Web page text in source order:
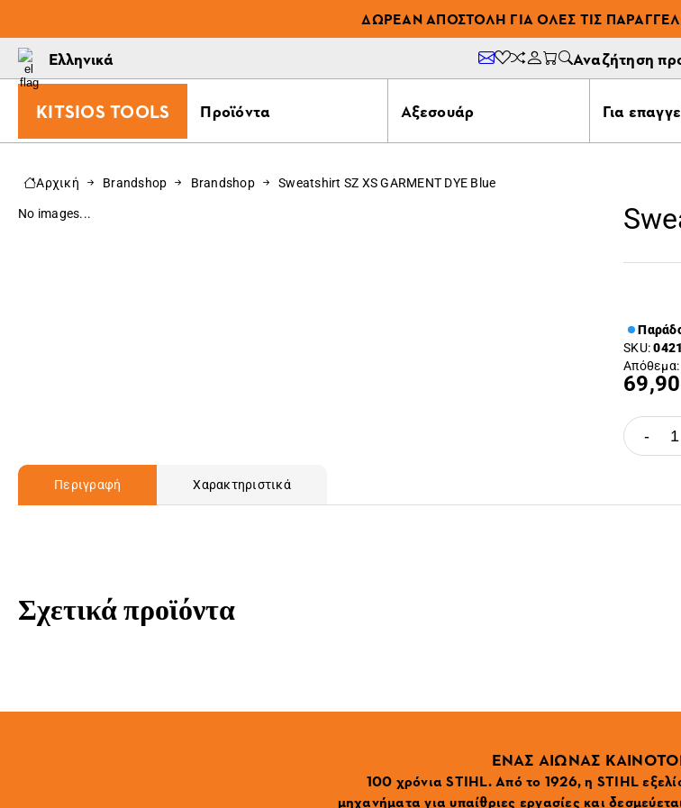
ΔΩΡΕΆΝ ΑΠΟΣΤΟΛΉ ΓΙΑ ΌΛΕΣ ΤΙΣ
Ελληνικά Αναζήτηση
KITSIOS TOOLS Προϊόντα Αξεσουάρ Για
Αρχική Brandshop Brandshop Sweatshirt SZ XS GARMENT DYE Blue
No images...
SKU:
-
Περιγραφή Χαρακτηριστικά
Σχετικά προϊόντα
ΕΝΑΣ ΑΙΩΝΑΣ
100 χρόνια STIHL. Από το 1926, η STIHL
μηχανήματα για υπαίθριες εργασίες και